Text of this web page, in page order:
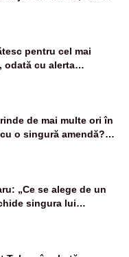
proiecte”
pentru cel mai
odată cu alerta
de mai multe ori în
o singură amendă?
„Ce se alege de un
singura lui